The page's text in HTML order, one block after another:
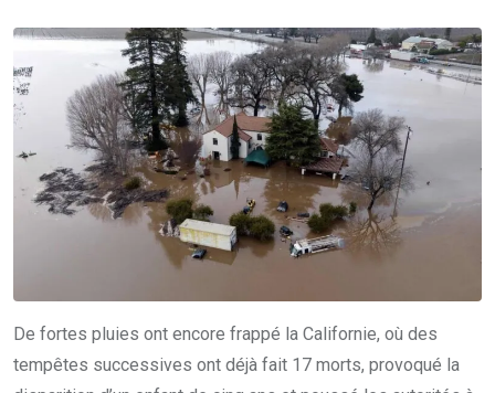
De fortes pluies ont encore frappé la Californie, où des
tempêtes successives ont déjà fait 17 morts, provoqué la